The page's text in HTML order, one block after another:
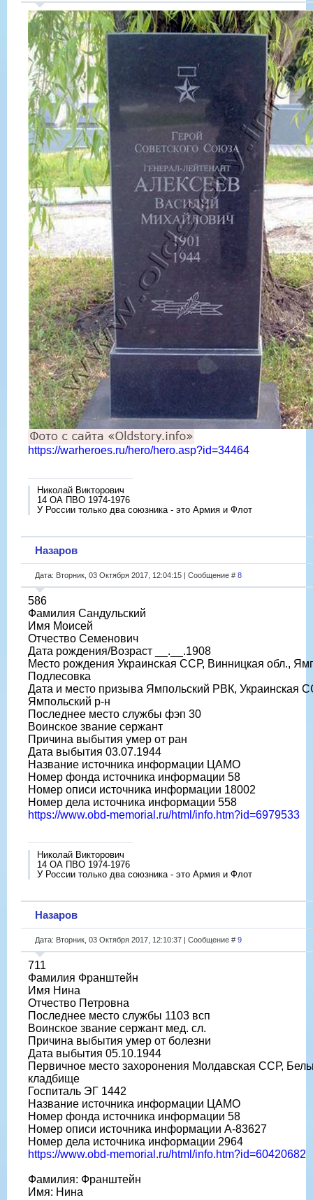
https://warheroes.ru/hero/hero.asp?id=34464
Николай Викторович
14 ОА ПВО 1974-1976
У России только два союзника - это Армия и Флот
Назаров
Дата: Вторник, 03 Октября 2017, 12:04:15 | Сообщение # 8
586
Фамилия Сандульский
Имя Моисей
Отчество Семенович
Дата рождения/Возраст __.__.1908
Место рождения Украинская ССР, Винницкая обл.,
Подлесовка
Дата и место призыва Ямпольский РВК, Украинская
Ямпольский р-н
Последнее место службы фэп 30
Воинское звание сержант
Причина выбытия умер от ран
Дата выбытия 03.07.1944
Название источника информации ЦАМО
Номер фонда источника информации 58
Номер описи источника информации 18002
Номер дела источника информации 558
https://www.obd-memorial.ru/html/info.htm?id=6979533
Николай Викторович
14 ОА ПВО 1974-1976
У России только два союзника - это Армия и Флот
Назаров
Дата: Вторник, 03 Октября 2017, 12:10:37 | Сообщение # 9
711
Фамилия Франштейн
Имя Нина
Отчество Петровна
Последнее место службы 1103 всп
Воинское звание сержант мед. сл.
Причина выбытия умер от болезни
Дата выбытия 05.10.1944
Первичное место захоронения Молдавская ССР,
кладбище
Госпиталь ЭГ 1442
Название источника информации ЦАМО
Номер фонда источника информации 58
Номер описи источника информации А-83627
Номер дела источника информации 2964
https://www.obd-memorial.ru/html/info.htm?id=60420682
Фамилия: Франштейн
Имя: Нина